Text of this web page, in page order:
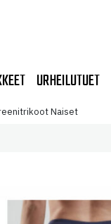
URHEILUTUET
Naiset